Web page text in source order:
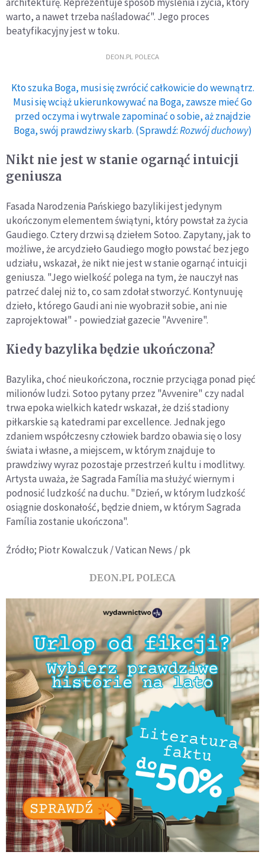
warto, a nawet trzeba naśladować". Jego proces
beatyfikacyjny jest w toku.
DEON.PL POLECA
Kto szuka Boga, musi się zwrócić całkowicie do wewnątrz.
Musi się wciąż ukierunkowywać na Boga, zawsze mieć Go
przed oczyma i wytrwale zapominać o sobie, aż znajdzie
Boga, swój prawdziwy skarb. (Sprawdź:Rozwój duchowy)
Nikt nie jest w stanie ogarnąć intuicji
geniusza
Fasada Narodzenia Pańskiego bazyliki jest jedynym
ukończonym elementem świątyni, który powstał za życia
Gaudiego. Cztery drzwi są dziełem Sotoo. Zapytany, jak to
możliwe, że arcydzieło Gaudiego mogło powstać bez jego
udziału, wskazał, że nikt nie jest w stanie ogarnąć intuicji
geniusza. "Jego wielkość polega na tym, że nauczył nas
patrzeć dalej niż to, co sam zdołał stworzyć. Kontynuuję
dzieło, którego Gaudi ani nie wyobraził sobie, ani nie
zaprojektował" - powiedział gazecie "Avvenire".
Kiedy bazylika będzie ukończona?
Bazylika, choć nieukończona, rocznie przyciąga ponad pięć
milionów ludzi. Sotoo pytany przez "Avvenire" czy nadal
trwa epoka wielkich katedr wskazał, że dziś stadiony
piłkarskie są katedrami par excellence. Jednak jego
zdaniem współczesny człowiek bardzo obawia się o losy
świata i własne, a miejscem, w którym znajduje to
prawdziwy wyraz pozostaje przestrzeń kultu i modlitwy.
Artysta uważa, że Sagrada Família ma służyć wiernym i
podnosić ludzkość na duchu. "Dzień, w którym ludzkość
osiągnie doskonałość, będzie dniem, w którym Sagrada
Família zostanie ukończona".
Źródło; Piotr Kowalczuk / Vatican News / pk
DEON.PL POLECA